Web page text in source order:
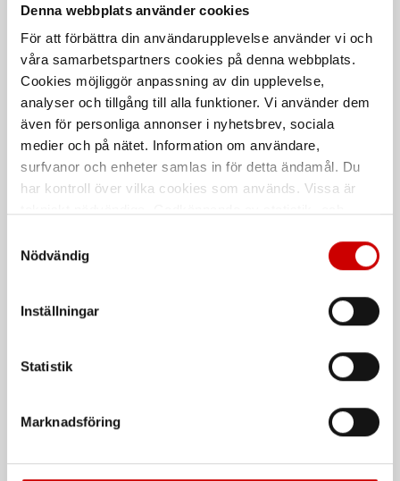
Denna webbplats använder cookies
För att förbättra din användarupplevelse använder vi och
våra samarbetspartners cookies på denna webbplats.
Cookies möjliggör anpassning av din upplevelse,
analyser och tillgång till alla funktioner. Vi använder dem
även för personliga annonser i nyhetsbrev, sociala
medier och på nätet. Information om användare,
surfvanor och enheter samlas in för detta ändamål. Du
har kontroll över vilka cookies som används. Vissa är
länder utanför EU med olika dataskyddsnormer. Genom
att godkänna samtycker du till sådana överföringar. Läs
Nödvändig
Inställningar
Statistik
Marknadsföring
System för
stenskottsreparation
reparera stenskott i vindruta
Golvkopp Oval 4st
4st 68 mm
De som köpte, köpte även
Kampanj